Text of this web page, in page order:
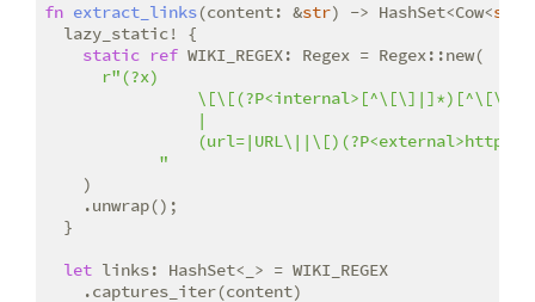
fn extract_links(content: &str) -> HashSet<Cow<str
  lazy_static! {
static ref WIKI_REGEX: Regex = Regex::new(
r"(?x)
                |
            "
    )
    .unwrap();
  }
let links: HashSet<_> = WIKI_REGEX
    .captures_iter(content)